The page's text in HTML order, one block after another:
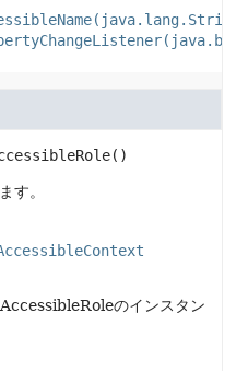
()
す。
のインスタン